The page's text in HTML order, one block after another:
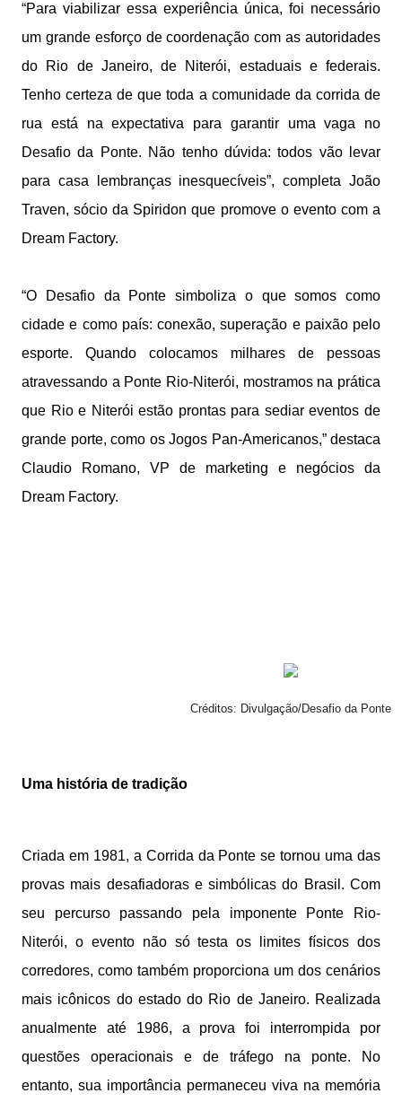
“Para viabilizar essa experiência única, foi necessário
um grande esforço de coordenação com as autoridades
do Rio de Janeiro, de Niterói, estaduais e federais.
Tenho certeza de que toda a comunidade da corrida de
rua está na expectativa para garantir uma vaga no
Desafio da Ponte. Não tenho dúvida: todos vão levar
para casa lembranças inesquecíveis”, completa João
Traven, sócio da Spiridon que promove o evento com a
Dream Factory.
“O Desafio da Ponte simboliza o que somos como
cidade e como país: conexão, superação e paixão pelo
esporte. Quando colocamos milhares de pessoas
atravessando a Ponte Rio-Niterói, mostramos na prática
que Rio e Niterói estão prontas para sediar eventos de
grande porte, como os Jogos Pan-Americanos,” destaca
Claudio Romano, VP de marketing e negócios da
Dream Factory.
Créditos: Divulgação/Desafio da Ponte
Uma história de tradição
Criada em 1981, a Corrida da Ponte se tornou uma das
provas mais desafiadoras e simbólicas do Brasil. Com
seu percurso passando pela imponente Ponte Rio-
Niterói, o evento não só testa os limites físicos dos
corredores, como também proporciona um dos cenários
mais icônicos do estado do Rio de Janeiro. Realizada
anualmente até 1986, a prova foi interrompida por
questões operacionais e de tráfego na ponte. No
entanto, sua importância permaneceu viva na memória